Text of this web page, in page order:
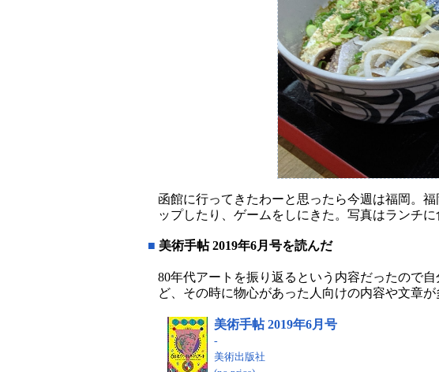
函館に行ってきたわーと思ったら今週は福岡。
ップしたり、ゲームをしにきた。写真はランチに
■ 美術手帖 2019年6月号を読んだ
80年代アートを振り返るという内容だったので
ど、その時に物心があった人向けの内容や文章
美術手帖 2019年6月号
-
美術出版社